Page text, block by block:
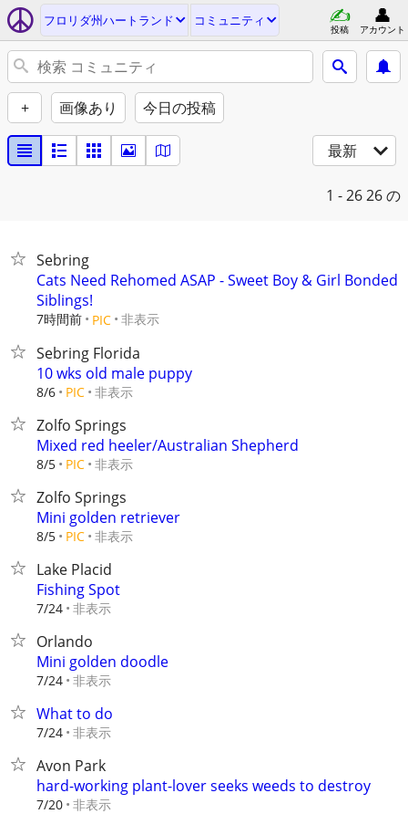
フロリダ州ハートランド コミュニティ
投稿 アカウント
+ 画像あり 今日の投稿
最新
1 - 2626 の
Sebring
Cats Need Rehomed ASAP - Sweet Boy & Girl Bonded
Siblings!
7時間前 PIC 非表示
Sebring Florida
10 wks old male puppy
8/6 PIC 非表示
Zolfo Springs
Mixed red heeler/Australian Shepherd
8/5 PIC 非表示
Zolfo Springs
Mini golden retriever
8/5 PIC 非表示
Lake Placid
Fishing Spot
7/24 非表示
Orlando
Mini golden doodle
7/24 非表示
What to do
7/24 非表示
Avon Park
hard-working plant-lover seeks weeds to destroy
7/20 非表示